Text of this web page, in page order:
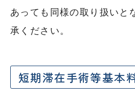
あっても同様の取り扱いと
承ください。
短期滞在手術等基本